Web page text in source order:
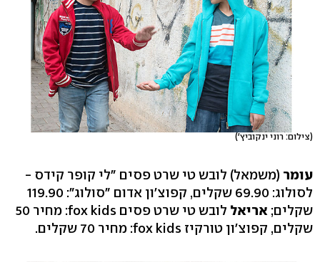
(צילום: רוני ינקוביץ')
עומר (משמאל) לובש טי שרט פסים "לי קופר קידס -
לסולוג: 69.90 שקלים, קפוצ'ון אדום "סולוג": 119.90
שקלים; אריאל
לובש טי שרט פסים fox kids: מחיר 50
שקלים, קפוצ'ון טורקיז fox kids: מחיר 70 שקלים.